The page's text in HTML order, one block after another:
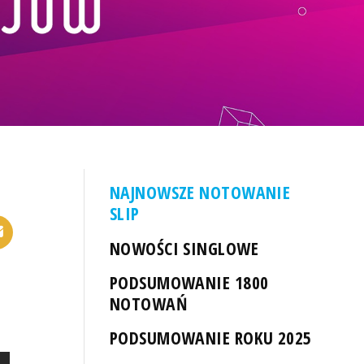
NAJNOWSZE NOTOWANIE
SLIP
NOWOŚCI SINGLOWE
PODSUMOWANIE 1800
NOTOWAŃ
PODSUMOWANIE ROKU 2025